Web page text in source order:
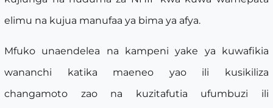
elimu na kujua manufaa ya bima ya afya.
Mfuko unaendelea na kampeni yake ya kuwafikia
wananchi katika maeneo yao ili kusikiliza
changamoto zao na kuzitafutia ufumbuzi ili